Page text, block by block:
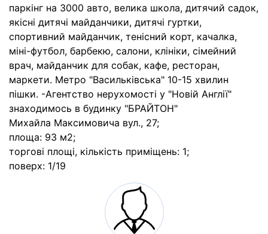
паркінг на 3000 авто, велика школа, дитячий садок,
якісні дитячі майданчики, дитячі гуртки,
спортивний майданчик, тенісний корт, качалка,
міні-футбол, барбекю, салони, клініки, сімейний
врач, майданчик для собак, кафе, ресторан,
маркети. Метро "Васильківська" 10-15 хвилин
пішки. -Агентство нерухомості у "Новій Англії"
знаходимось в будинку "БРАЙТОН"
Михайла Максимовича вул., 27;
площа: 93 м2;
торгові площі, кількість приміщень: 1;
поверх: 1/19